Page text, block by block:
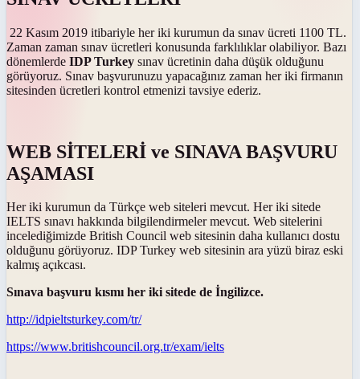
22 Kasım 2019 itibariyle her iki kurumun da sınav ücreti 1100 TL.
Zaman zaman sınav ücretleri konusunda farklılıklar olabiliyor. Bazı
dönemlerde IDP Turkey sınav ücretinin daha düşük olduğunu
görüyoruz. Sınav başvurunuzu yapacağınız zaman her iki firmanın
sitesinden ücretleri kontrol etmenizi tavsiye ederiz.
WEB SİTELERİ ve SINAVA BAŞVURU
AŞAMASI
Her iki kurumun da Türkçe web siteleri mevcut. Her iki sitede
IELTS sınavı hakkında bilgilendirmeler mevcut. Web sitelerini
incelediğimizde British Council web sitesinin daha kullanıcı dostu
olduğunu görüyoruz. IDP Turkey web sitesinin ara yüzü biraz eski
kalmış açıkcası.
Sınava başvuru kısmı her iki sitede de İngilizce.
http://idpieltsturkey.com/tr/
https://www.britishcouncil.org.tr/exam/ielts